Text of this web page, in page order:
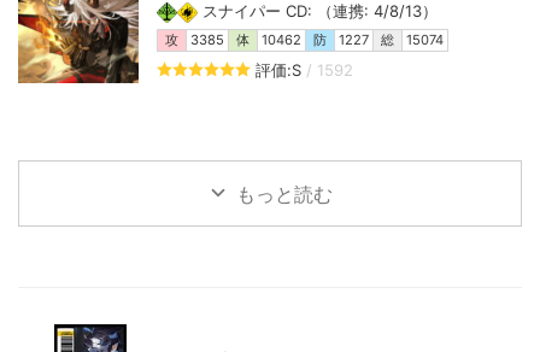
スナイパー CD: （連携: 4/8/13）
攻 3385 体 10462 防 1227 総 15074
評価:S / 1592
もっと読む